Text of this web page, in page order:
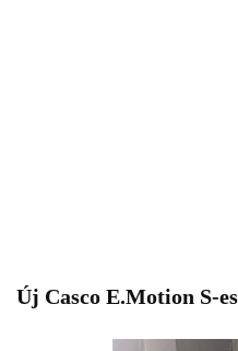
Új Casco E.Motion S-